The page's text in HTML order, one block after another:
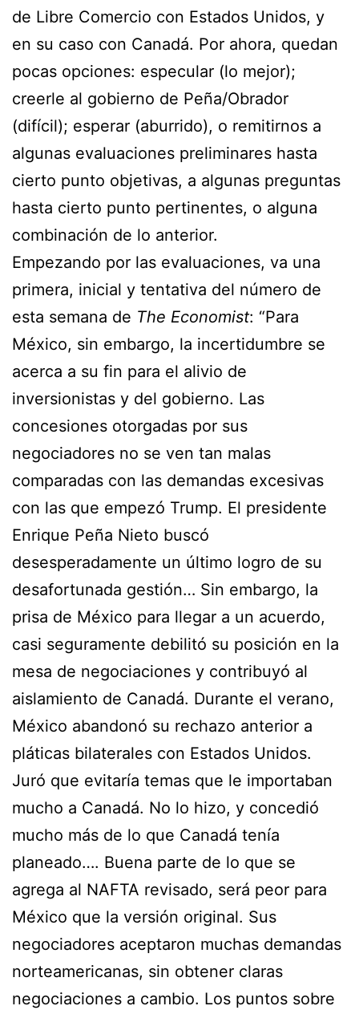
de Libre Comercio con Estados Unidos, y
en su caso con Canadá. Por ahora, quedan
pocas opciones: especular (lo mejor);
creerle al gobierno de Peña/Obrador
(difícil); esperar (aburrido), o remitirnos a
algunas evaluaciones preliminares hasta
cierto punto objetivas, a algunas preguntas
hasta cierto punto pertinentes, o alguna
combinación de lo anterior.
Empezando por las evaluaciones, va una
primera, inicial y tentativa del número de
esta semana de The Economist: “Para
México, sin embargo, la incertidumbre se
acerca a su fin para el alivio de
inversionistas y del gobierno. Las
concesiones otorgadas por sus
negociadores no se ven tan malas
comparadas con las demandas excesivas
con las que empezó Trump. El presidente
Enrique Peña Nieto buscó
desesperadamente un último logro de su
desafortunada gestión… Sin embargo, la
prisa de México para llegar a un acuerdo,
casi seguramente debilitó su posición en la
mesa de negociaciones y contribuyó al
aislamiento de Canadá. Durante el verano,
México abandonó su rechazo anterior a
pláticas bilaterales con Estados Unidos.
Juró que evitaría temas que le importaban
mucho a Canadá. No lo hizo, y concedió
mucho más de lo que Canadá tenía
planeado…. Buena parte de lo que se
agrega al NAFTA revisado, será peor para
México que la versión original. Sus
negociadores aceptaron muchas demandas
norteamericanas, sin obtener claras
negociaciones a cambio. Los puntos sobre